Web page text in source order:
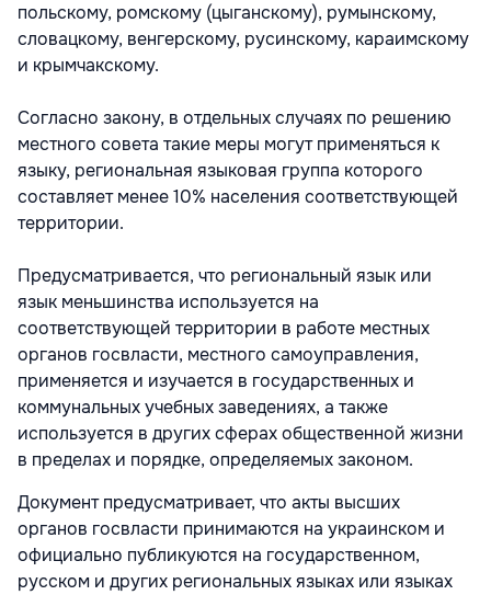
польскому, ромскому (цыганскому), румынскому,
словацкому, венгерскому, русинскому, караимскому
и крымчакскому.
Согласно закону, в отдельных случаях по решению
местного совета такие меры могут применяться к
языку, региональная языковая группа которого
составляет менее 10% населения соответствующей
территории.
Предусматривается, что региональный язык или
язык меньшинства используется на
соответствующей территории в работе местных
органов госвласти, местного самоуправления,
применяется и изучается в государственных и
коммунальных учебных заведениях, а также
используется в других сферах общественной жизни
в пределах и порядке, определяемых законом.
Документ предусматривает, что акты высших
органов госвласти принимаются на украинском и
официально публикуются на государственном,
русском и других региональных языках или языках